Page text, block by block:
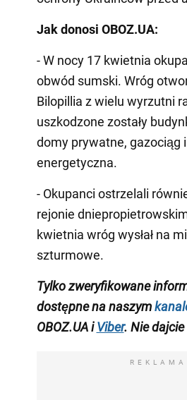
Jak donosi OBOZ.UA:
- W nocy 17 kwietnia
obwód sumski. Wróg
Bilopillia z wielu wyrzutni
uszkodzone zostały
domy prywatne, gazociąg
energetyczna.
- Okupanci ostrzelali
rejonie
kwietnia wróg wysłał na
szturmowe.
Tylko zweryfikowane
dostępne na naszym
OBOZ.UA iViber. Nie
REKLAMA